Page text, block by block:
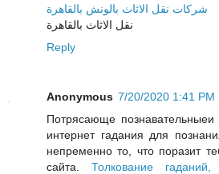
شركات نقل الاثاث بالونش بالقاهرة
نقل الاثاث بالقاهرة
Reply
Anonymous 7/20/2020 1:41 PM
Потрясающе
интернет гадания для
непременно то, что поразит
сайта. Толкование гаданий,